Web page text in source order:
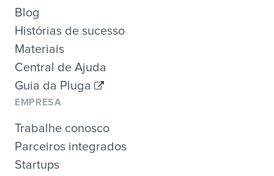
Blog
Histórias de sucesso
Materiais
Central de Ajuda
Guia da Pluga
EMPRESA
Trabalhe conosco
Parceiros integrados
Startups